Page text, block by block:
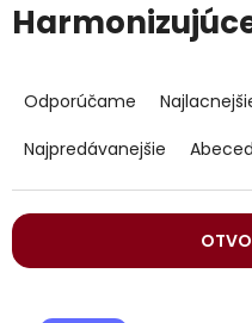
a
e
e
p
Odporúčame
Najpredávanejšie